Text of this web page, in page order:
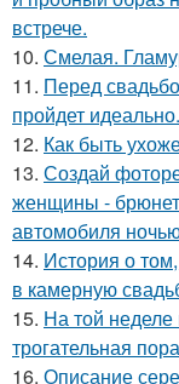
встрече.
10. Смелая.
11. Перед
пройдет идеально.
12. Как быть
13. Создай
женщины -
автомобиля
14. История о
в камерную
15. На той
трогательная
16. Описание